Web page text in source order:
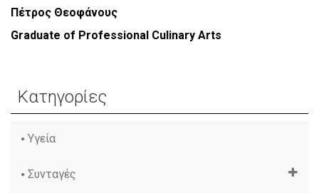
Πέτρος Θεοφάνους
Graduate of Professional Culinary Arts
Κατηγορίες
Υγεία
Συνταγές